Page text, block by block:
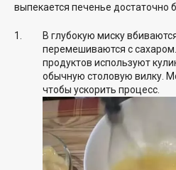
выпекается печенье достаточно
В глубокую миску
перемешиваются с
продуктов используют
обычную столовую вилку.
чтобы ускорить процесс.